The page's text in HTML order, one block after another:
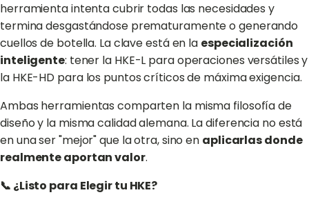
herramienta intenta cubrir todas las necesidades y
termina desgastándose prematuramente o generando
cuellos de botella. La clave está en la especialización
inteligente: tener la HKE-L para operaciones versátiles y
la HKE-HD para los puntos críticos de máxima exigencia.
Ambas herramientas comparten la misma filosofía de
diseño y la misma calidad alemana. La diferencia no está
en una ser "mejor" que la otra, sino en aplicarlas donde
realmente aportan valor.
📞 ¿Listo para Elegir tu HKE?